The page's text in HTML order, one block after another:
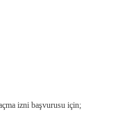
izni başvurusu için;